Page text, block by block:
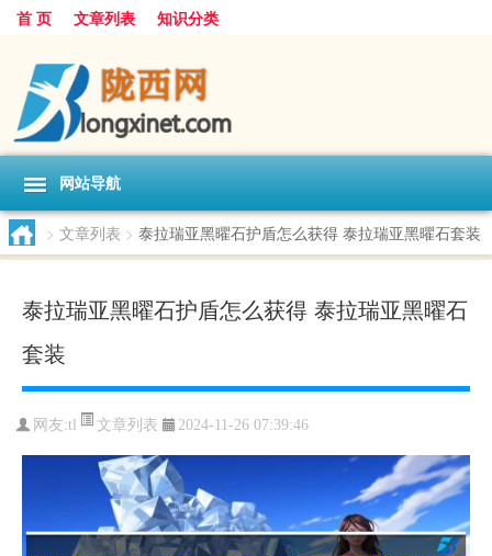
首 页 文章列表 知识分类
网站导航
> 文章列表 > 泰拉瑞亚黑曜石护盾怎么获得 泰拉瑞亚黑曜石套装
泰拉瑞亚黑曜石护盾怎么获得 泰拉瑞亚黑曜石
套装
网友:tl 文章列表 2024-11-26 07:39:46